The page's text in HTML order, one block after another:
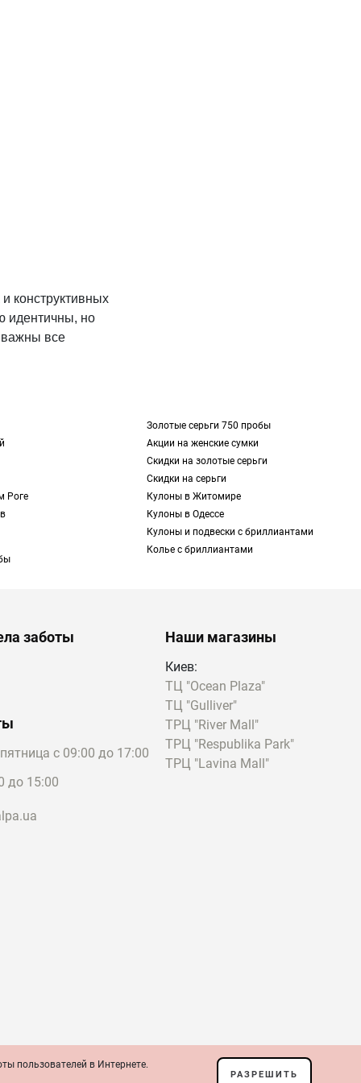
конструктивных
идентичны, но
важны все
стилистику или
в изделиях,
оптический
желаний
своему виду
сапфир,
Роге
Золотые серьги 750 пробы
Акции на женские сумки
Скидки на золотые серьги
Скидки на серьги
Кулоны в Житомире
Кулоны в Одессе
Кулоны и подвески с бриллиантами
Колье с бриллиантами
заботы
с 09:00 до 17:00
до 15:00
Наши магазины
Киев:
ТЦ "Ocean Plaza"
ТЦ "Gulliver"
ТРЦ "River Mall"
ТРЦ "Respublika Park"
ТРЦ "Lavina Mall"
пользователей в Интернете.
РАЗРЕШИТЬ